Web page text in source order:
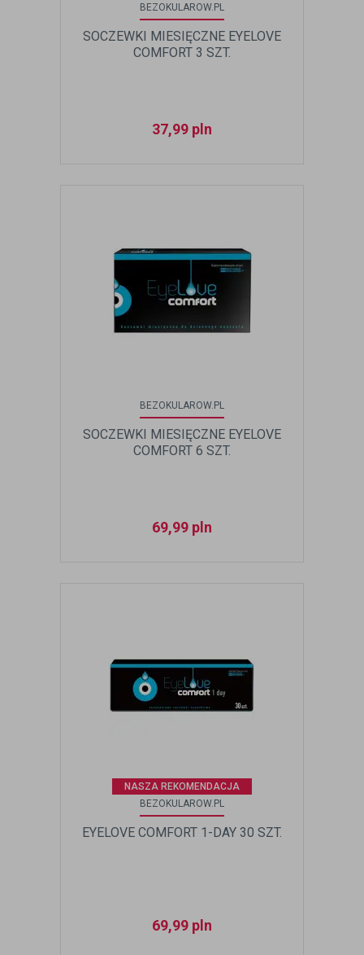
BEZOKULAROW.PL
SOCZEWKI MIESIĘCZNE EYELOVE
COMFORT 3 SZT.
37,99 pln
BEZOKULAROW.PL
SOCZEWKI MIESIĘCZNE EYELOVE
COMFORT 6 SZT.
69,99 pln
NASZA REKOMENDACJA
BEZOKULAROW.PL
EYELOVE COMFORT 1-DAY 30 SZT.
69,99 pln